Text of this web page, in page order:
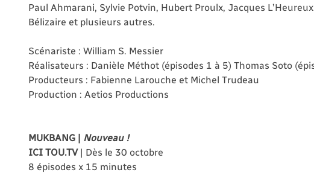
Paul Ahmarani, Sylvie Potvin, Hubert Proulx, Jacques
Bélizaire et plusieurs autres.
Scénariste : William S. Messier
Réalisateurs : Danièle Méthot (épisodes 1 à 5) Thomas Soto
Producteurs : Fabienne Larouche et Michel Trudeau
Production : Aetios Productions
MUKBANG | Nouveau !
ICI TOU.TV| Dès le 30 octobre
8 épisodes x 15 minutes